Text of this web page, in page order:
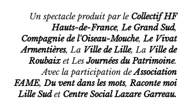
Un spectacle produit par le Collectif HF
Hauts-de-France, Le Grand Sud,
Compagnie de l'Oiseau-Mouche,Le Vivat
Armentières, La Ville de Lille, La Ville de
Roubaixet LesJournées du Patrimoine.
Avec la participation deAssociation
FAME,Du vent dans les mots,Raconte moi
Lille Sudet Centre Social Lazare Garreau.